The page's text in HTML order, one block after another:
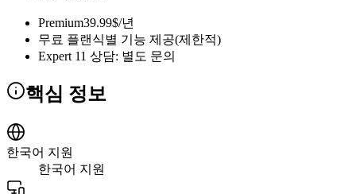
Premium39.99$/년
무료 플랜 식별 기능 제공(제한적)
Expert 11 상담: 별도 문의
핵심 정보
한국어 지원
한국어 지원